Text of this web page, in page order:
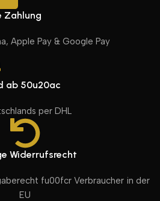
Zahlung
Apple Pay & Google Pay
ab 50u20ac
per DHL
Widerrufsrecht
fu00fcr Verbraucher in der
EU